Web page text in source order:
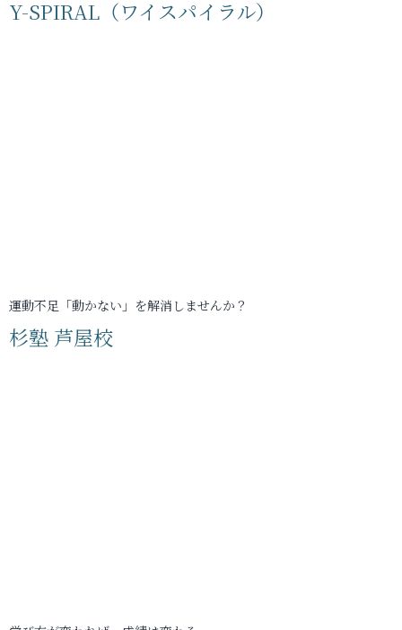
Y-SPIRAL（ワイスパイラル）
運動不足「動かない」を解消しませんか？
杉塾 芦屋校